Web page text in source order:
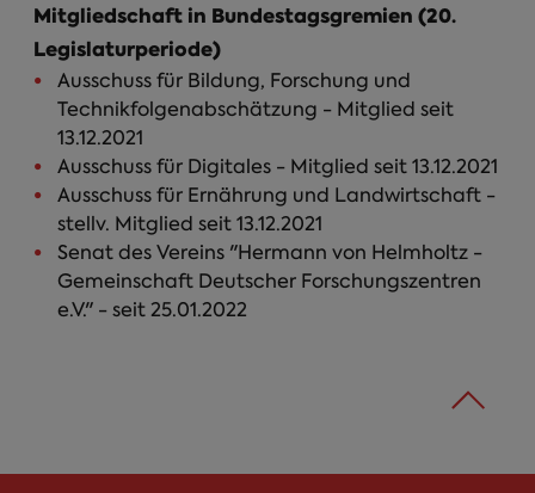
Mitgliedschaft in Bundestagsgremien (20.
Legislaturperiode)
Ausschuss für Bildung, Forschung und
Technikfolgenabschätzung - Mitglied seit
13.12.2021
Ausschuss für Digitales - Mitglied seit 13.12.2021
Ausschuss für Ernährung und Landwirtschaft -
stellv. Mitglied seit 13.12.2021
Senat des Vereins "Hermann von Helmholtz -
Gemeinschaft Deutscher Forschungszentren
e.V." - seit 25.01.2022